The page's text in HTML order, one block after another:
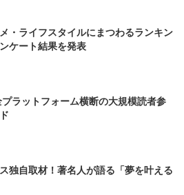
・ライフスタイルにまつわるランキン
ケート結果を発表
ラットフォーム横断の大規模読者参
独自取材！著名人が語る「夢を叶える